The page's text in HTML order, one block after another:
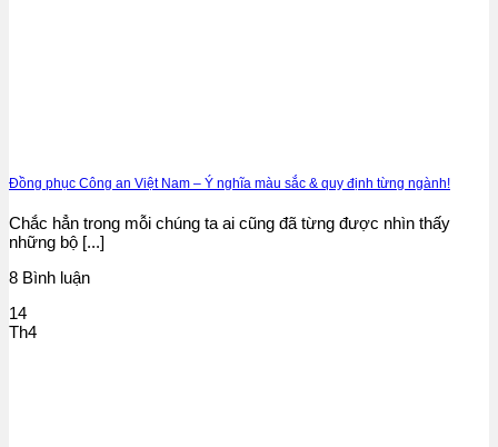
Đồng phục Công an Việt Nam – Ý nghĩa màu sắc & quy định từng ngành!
Chắc hẳn trong mỗi chúng ta ai cũng đã từng được nhìn thấy
những bộ [...]
8 Bình luận
14
Th4